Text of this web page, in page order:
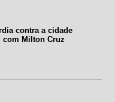
contra a cidade
com Milton Cruz